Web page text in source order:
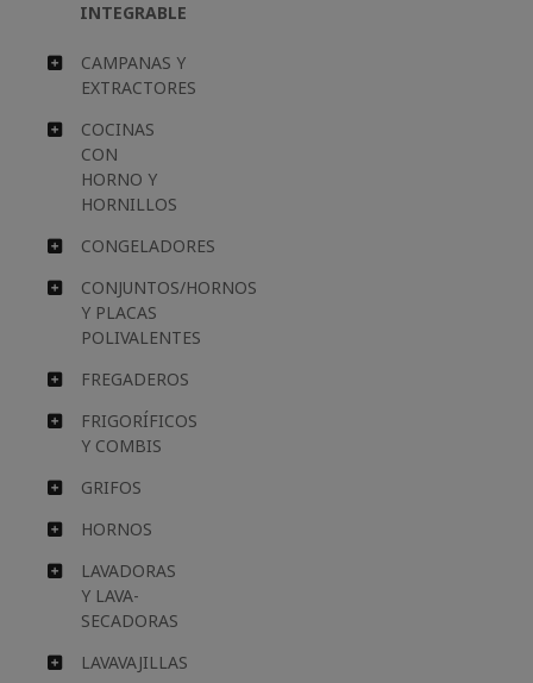
INTEGRABLE
CAMPANAS Y
EXTRACTORES
COCINAS
CON
HORNO Y
HORNILLOS
CONGELADORES
CONJUNTOS/HORNOS
Y PLACAS
POLIVALENTES
FREGADEROS
FRIGORÍFICOS
Y COMBIS
GRIFOS
HORNOS
LAVADORAS
Y LAVA-
SECADORAS
LAVAVAJILLAS